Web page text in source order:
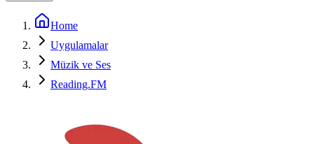
Home
Uygulamalar
Müzik ve Ses
Reading.FM